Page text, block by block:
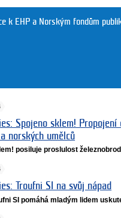
k EHP a Norským fondům
Spojeno sklem!
norských umělců
posiluje proslulost
Troufni SI na svůj nápad
SI pomáhá mladým lidem